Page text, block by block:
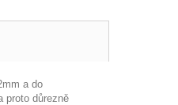
a do
proto důrezně